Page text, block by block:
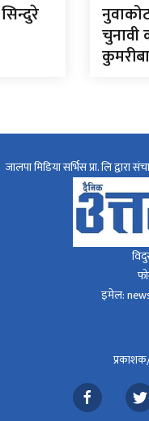
चुनावी
जालपा मिडिया सर्भिस प्रा. लि
इमेल: